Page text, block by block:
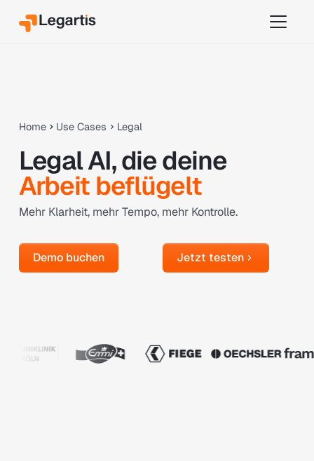
Home Use Cases Legal
Legal AI, die deine
Arbeit beflügelt
Mehr Klarheit, mehr Tempo, mehr Kontrolle.
Demo buchen
Demo buchen
Jetzt testen
Jetzt testen